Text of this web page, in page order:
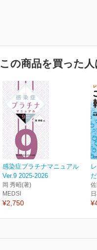
この商品を買った
感染症プラチナマニュアル
Ver.9 2025-2026
岡 秀昭(著)
MEDSI
¥2,750